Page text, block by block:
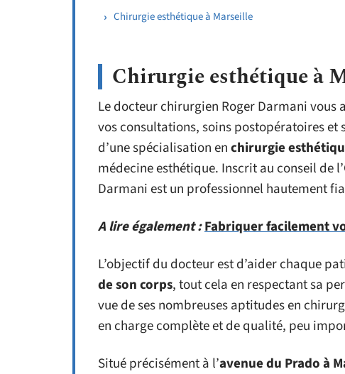
Chirurgie esthétique à Marseille
Chirurgie esthétique à
Le docteur chirurgien Roger Darmani
vos consultations, soins postopératoires et
d’une spécialisation enchirurgie
médecine esthétique. Inscrit au conseil de
Darmani est un professionnel hautement
A lire également :Fabriquer facilement
L’objectif du docteur est d’aider chaque
de son corps, tout cela en respectant sa
vue de ses nombreuses aptitudes en
en charge complète et de qualité, peu
Situé précisément à l’avenue du Prado à